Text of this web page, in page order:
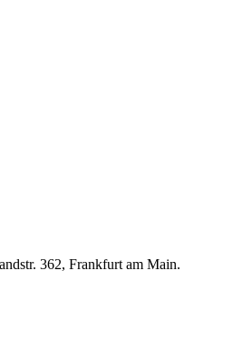
362, Frankfurt am Main.